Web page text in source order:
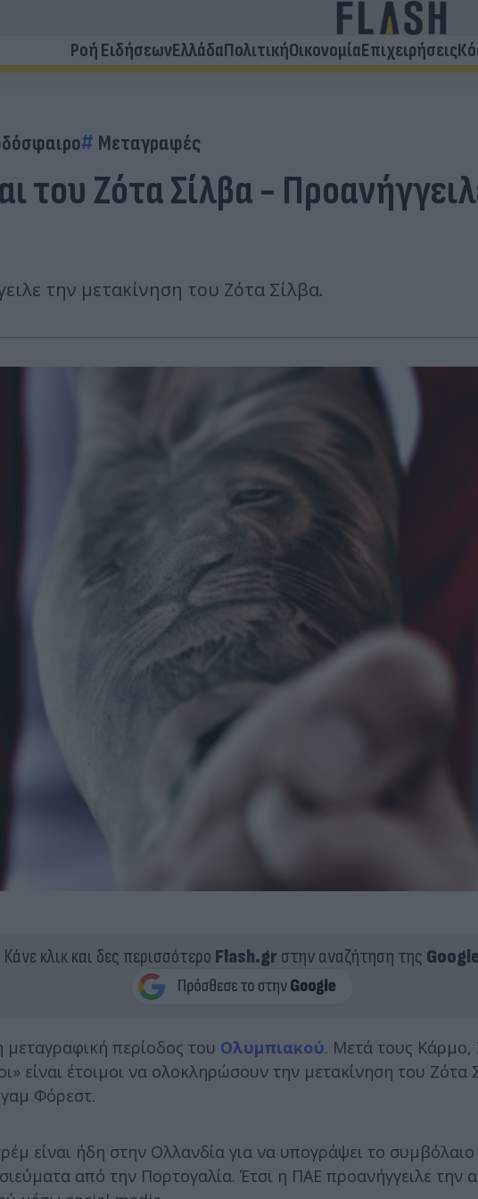
Ροή ΕιδήσεωνΕλλάδαΠολιτικήΟικονομίαΕπιχειρήσεις
Μεταγραφές
του Ζότα Σίλβα -
την μετακίνηση του Ζότα Σίλβα.
Κάνε κλικ και δες περισσότερο Flash.grστην αναζήτηση της
περίοδος του Ολυμπιακού. Μετά τους Κάρμο,
είναι έτοιμοι να ολοκληρώσουν την μετακίνηση του
Φόρεστ.
είναι ήδη στην Ολλανδία για να υπογράψει το
από την Πορτογαλία. Έτσι η ΠΑΕ προανήγγειλε την